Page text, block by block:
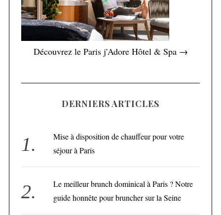
Découvrez le Paris j'Adore Hôtel & Spa →
DERNIERS ARTICLES
Mise à disposition de chauffeur pour votre
séjour à Paris
Le meilleur brunch dominical à Paris ? Notre
guide honnête pour bruncher sur la Seine